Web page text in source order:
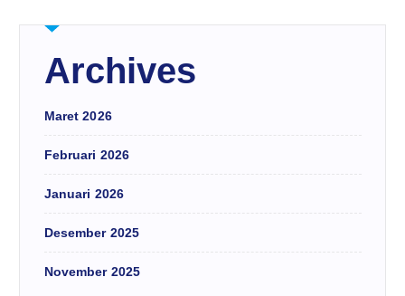
Archives
Maret 2026
Februari 2026
Januari 2026
Desember 2025
November 2025